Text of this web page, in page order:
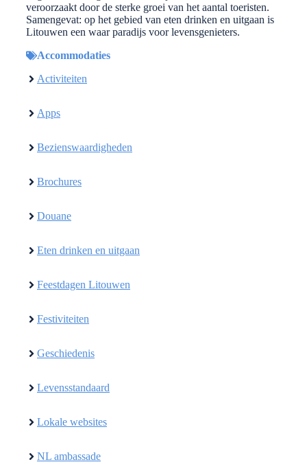
veroorzaakt door de sterke groei van het aantal toeristen.
Samengevat: op het gebied van eten drinken en uitgaan is
Litouwen een waar paradijs voor levensgenieters.
Accommodaties
Activiteiten
Apps
Bezienswaardigheden
Brochures
Douane
Eten drinken en uitgaan
Feestdagen Litouwen
Festiviteiten
Geschiedenis
Levensstandaard
Lokale websites
NL ambassade